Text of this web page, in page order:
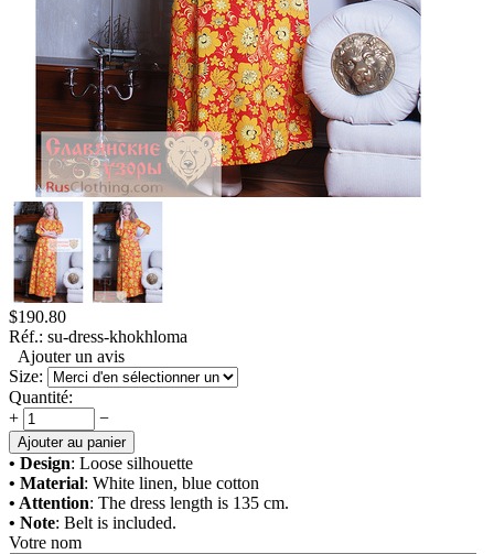
$190.80
Réf.: su-dress-khokhloma
Ajouter un avis
Size:
Quantité:
+
−
Ajouter au panier
• Design: Loose silhouette
• Material: White linen, blue cotton
• Attention: The dress length is 135 cm.
• Note: Belt is included.
Votre nom